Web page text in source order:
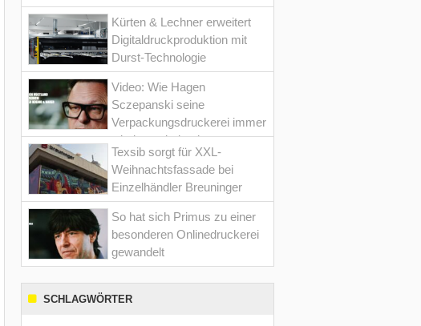
Kürten & Lechner erweitert
Digitaldruckproduktion mit
Durst-Technologie
Video: Wie Hagen
Sczepanski seine
Verpackungsdruckerei immer
wieder optimiert hat
Texsib sorgt für XXL-
Weihnachtsfassade bei
Einzelhändler Breuninger
So hat sich Primus zu einer
besonderen Onlinedruckerei
gewandelt
SCHLAGWÖRTER